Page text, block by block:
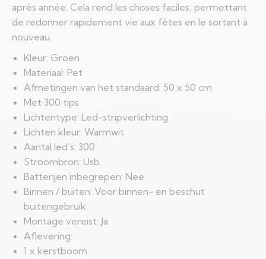
après année. Cela rend les choses faciles, permettant
de redonner rapidement vie aux fêtes en le sortant à
nouveau.
Kleur: Groen
Materiaal: Pet
Afmetingen van het standaard: 50 x 50 cm
Met 300 tips
Lichtentype: Led-stripverlichting
Lichten kleur: Warmwit
Aantal led’s: 300
Stroombron: Usb
Batterijen inbegrepen: Nee
Binnen / buiten: Voor binnen- en beschut
buitengebruik
Montage vereist: Ja
Aflevering:
1 x kerstboom